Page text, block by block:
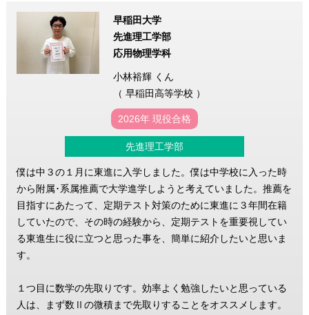
早稲田大学
先進理工学部
応用物理学科
小林裕輝 くん
（ 早稲田高等学校 ）
2026年 現役合格
先進理工学部
僕は中３の１月に東進に入学しました。僕は中学校に入った時
から附属･系属推薦で大学進学しようと考えていました。推薦を
目指すにあたって、定期テスト対策のために東進に３年間在籍
していたので、その時の経験から、定期テストを重要視してい
る東進生に役に立つと思った事を、簡単に紹介したいと思いま
す。
１つ目に数学の先取りです。効率よく勉強したいと思っている
人は、まず数Ⅱの微積まで先取りすることをオススメします。